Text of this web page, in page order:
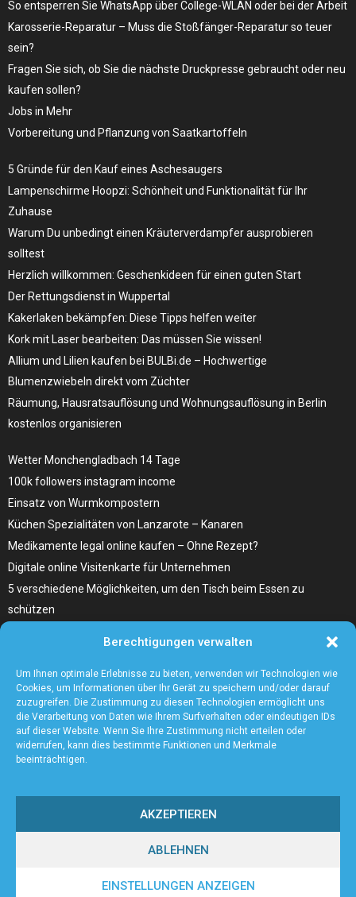
Berechtigungen verwalten
Um Ihnen optimale Erlebnisse zu bieten, verwenden wir Technologien wie
Cookies, um Informationen über Ihr Gerät zu speichern und/oder darauf
zuzugreifen. Die Zustimmung zu diesen Technologien ermöglicht uns
die Verarbeitung von Daten wie Ihrem Surfverhalten oder eindeutigen IDs
auf dieser Website. Wenn Sie Ihre Zustimmung nicht erteilen oder
widerrufen, kann dies bestimmte Funktionen und Merkmale
beeinträchtigen.
AKZEPTIEREN
ABLEHNEN
EINSTELLUNGEN ANZEIGEN
So entsperren Sie WhatsApp über College-WLAN oder bei der Arbeit
Karosserie-Reparatur – Muss die Stoßfänger-Reparatur so teuer
sein?
Fragen Sie sich, ob Sie die nächste Druckpresse gebraucht oder neu
kaufen sollen?
Jobs in Mehr
Vorbereitung und Pflanzung von Saatkartoffeln
5 Gründe für den Kauf eines Aschesaugers
Lampenschirme Hoopzi: Schönheit und Funktionalität für Ihr
Zuhause
Warum Du unbedingt einen Kräuterverdampfer ausprobieren
solltest
Herzlich willkommen: Geschenkideen für einen guten Start
Der Rettungsdienst in Wuppertal
Kakerlaken bekämpfen: Diese Tipps helfen weiter
Kork mit Laser bearbeiten: Das müssen Sie wissen!
Allium und Lilien kaufen bei BULBi.de – Hochwertige
Blumenzwiebeln direkt vom Züchter
Räumung, Hausratsauflösung und Wohnungsauflösung in Berlin
kostenlos organisieren
Wetter Monchengladbach 14 Tage
100k followers instagram income
Einsatz von Wurmkompostern
Küchen Spezialitäten von Lanzarote – Kanaren
Medikamente legal online kaufen – Ohne Rezept?
Digitale online Visitenkarte für Unternehmen
5 verschiedene Möglichkeiten, um den Tisch beim Essen zu
schützen
Wählen Sie den richtigen Fleischzuschnitt, wie zum Beispiel
Hochrippe vom Rind für Ihr Gericht